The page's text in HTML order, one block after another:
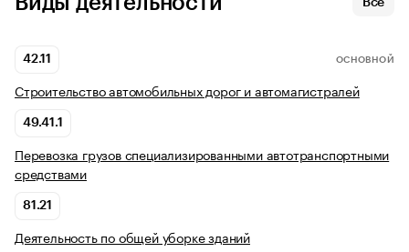
Все
42.11 ОСНОВНОЙ
Строительство автомобильных дорог и автомагистралей
49.41.1
Перевозка грузов специализированными автотранспортными
средствами
81.21
Деятельность по общей уборке зданий